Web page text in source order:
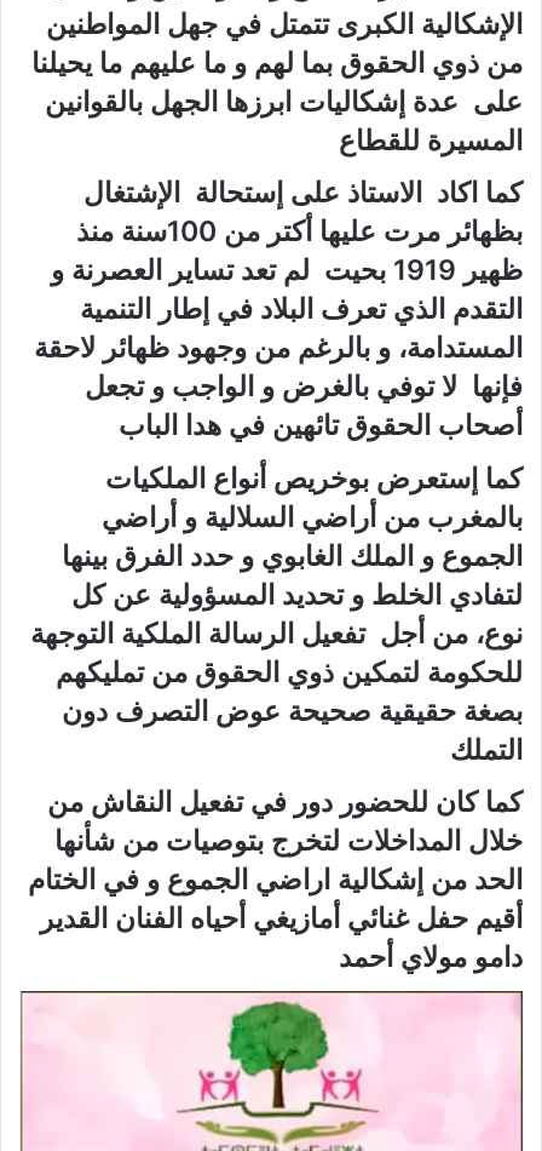
الإشكالية الكبرى تتمتل في جهل المواطنين
من ذوي الحقوق بما لهم و ما عليهم ما يحيلنا
على عدة إشكاليات ابرزها الجهل بالقوانين
المسيرة للقطاع
كما اكاد الاستاذ على إستحالة الإشتغال
بظهائر مرت عليها أكتر من 100سنة منذ
ظهير 1919 بحيت لم تعد تساير العصرنة و
التقدم الذي تعرف البلاد في إطار التنمية
المستدامة، و بالرغم من وجهود ظهائر لاحقة
فإنها لا توفي بالغرض و الواجب و تجعل
أصحاب الحقوق تائهين في هدا الباب
كما إستعرض بوخريص أنواع الملكيات
بالمغرب من أراضي السلالية و أراضي
الجموع و الملك الغابوي و حدد الفرق بينها
لتفادي الخلط و تحديد المسؤولية عن كل
نوع، من أجل تفعيل الرسالة الملكية التوجهة
للحكومة لتمكين ذوي الحقوق من تمليكهم
بصغة حقيقية صحيحة عوض التصرف دون
التملك
كما كان للحضور دور في تفعيل النقاش من
خلال المداخلات لتخرج بتوصيات من شأنها
الحد من إشكالية اراضي الجموع و في الختام
أقيم حفل غنائي أمازيغي أحياه الفنان القدير
دامو مولاي أحمد